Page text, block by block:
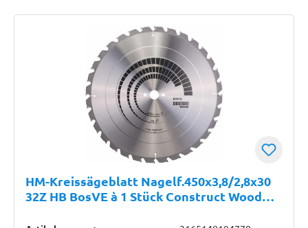
HM-Kreissägeblatt Nagelf.450x3,8/2,8x30
32Z HB BosVE à 1 Stück Construct Wood